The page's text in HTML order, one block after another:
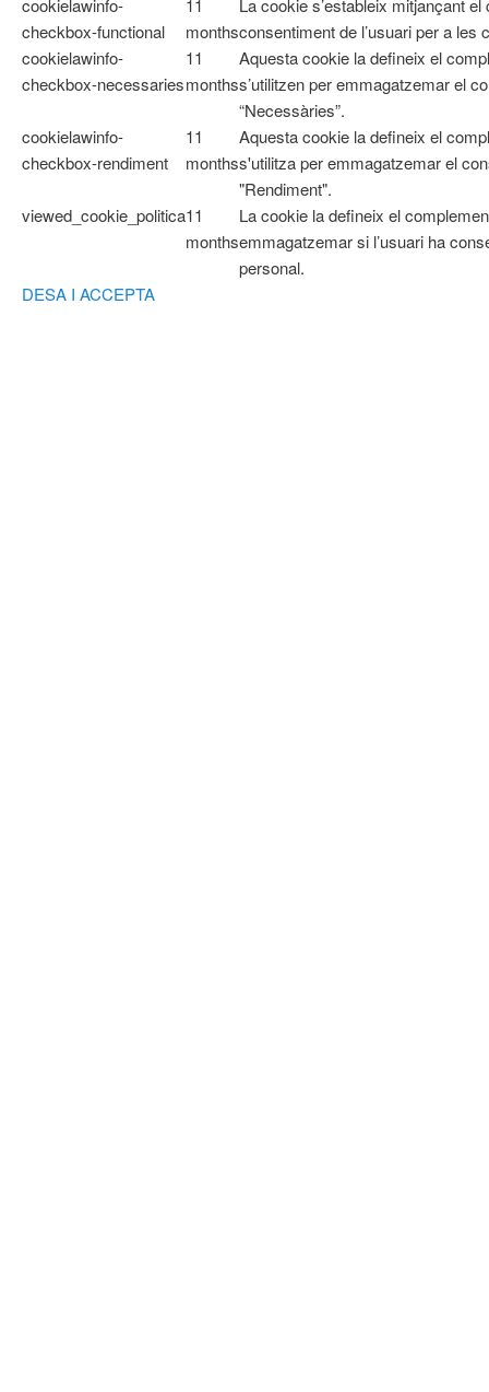
cookielawinfo-
checkbox-functional
11
months
La cookie s’estableix mitjançant
consentiment de l’usuari per a les
cookielawinfo-
checkbox-necessaries
11
months
Aquesta cookie la defineix el
s’utilitzen per emmagatzemar el
“Necessàries”.
cookielawinfo-
checkbox-rendiment
11
months
Aquesta cookie la defineix el
s'utilitza per emmagatzemar el
"Rendiment".
viewed_cookie_politica11
months
La cookie la defineix el
emmagatzemar si l’usuari ha
personal.
DESA I ACCEPTA